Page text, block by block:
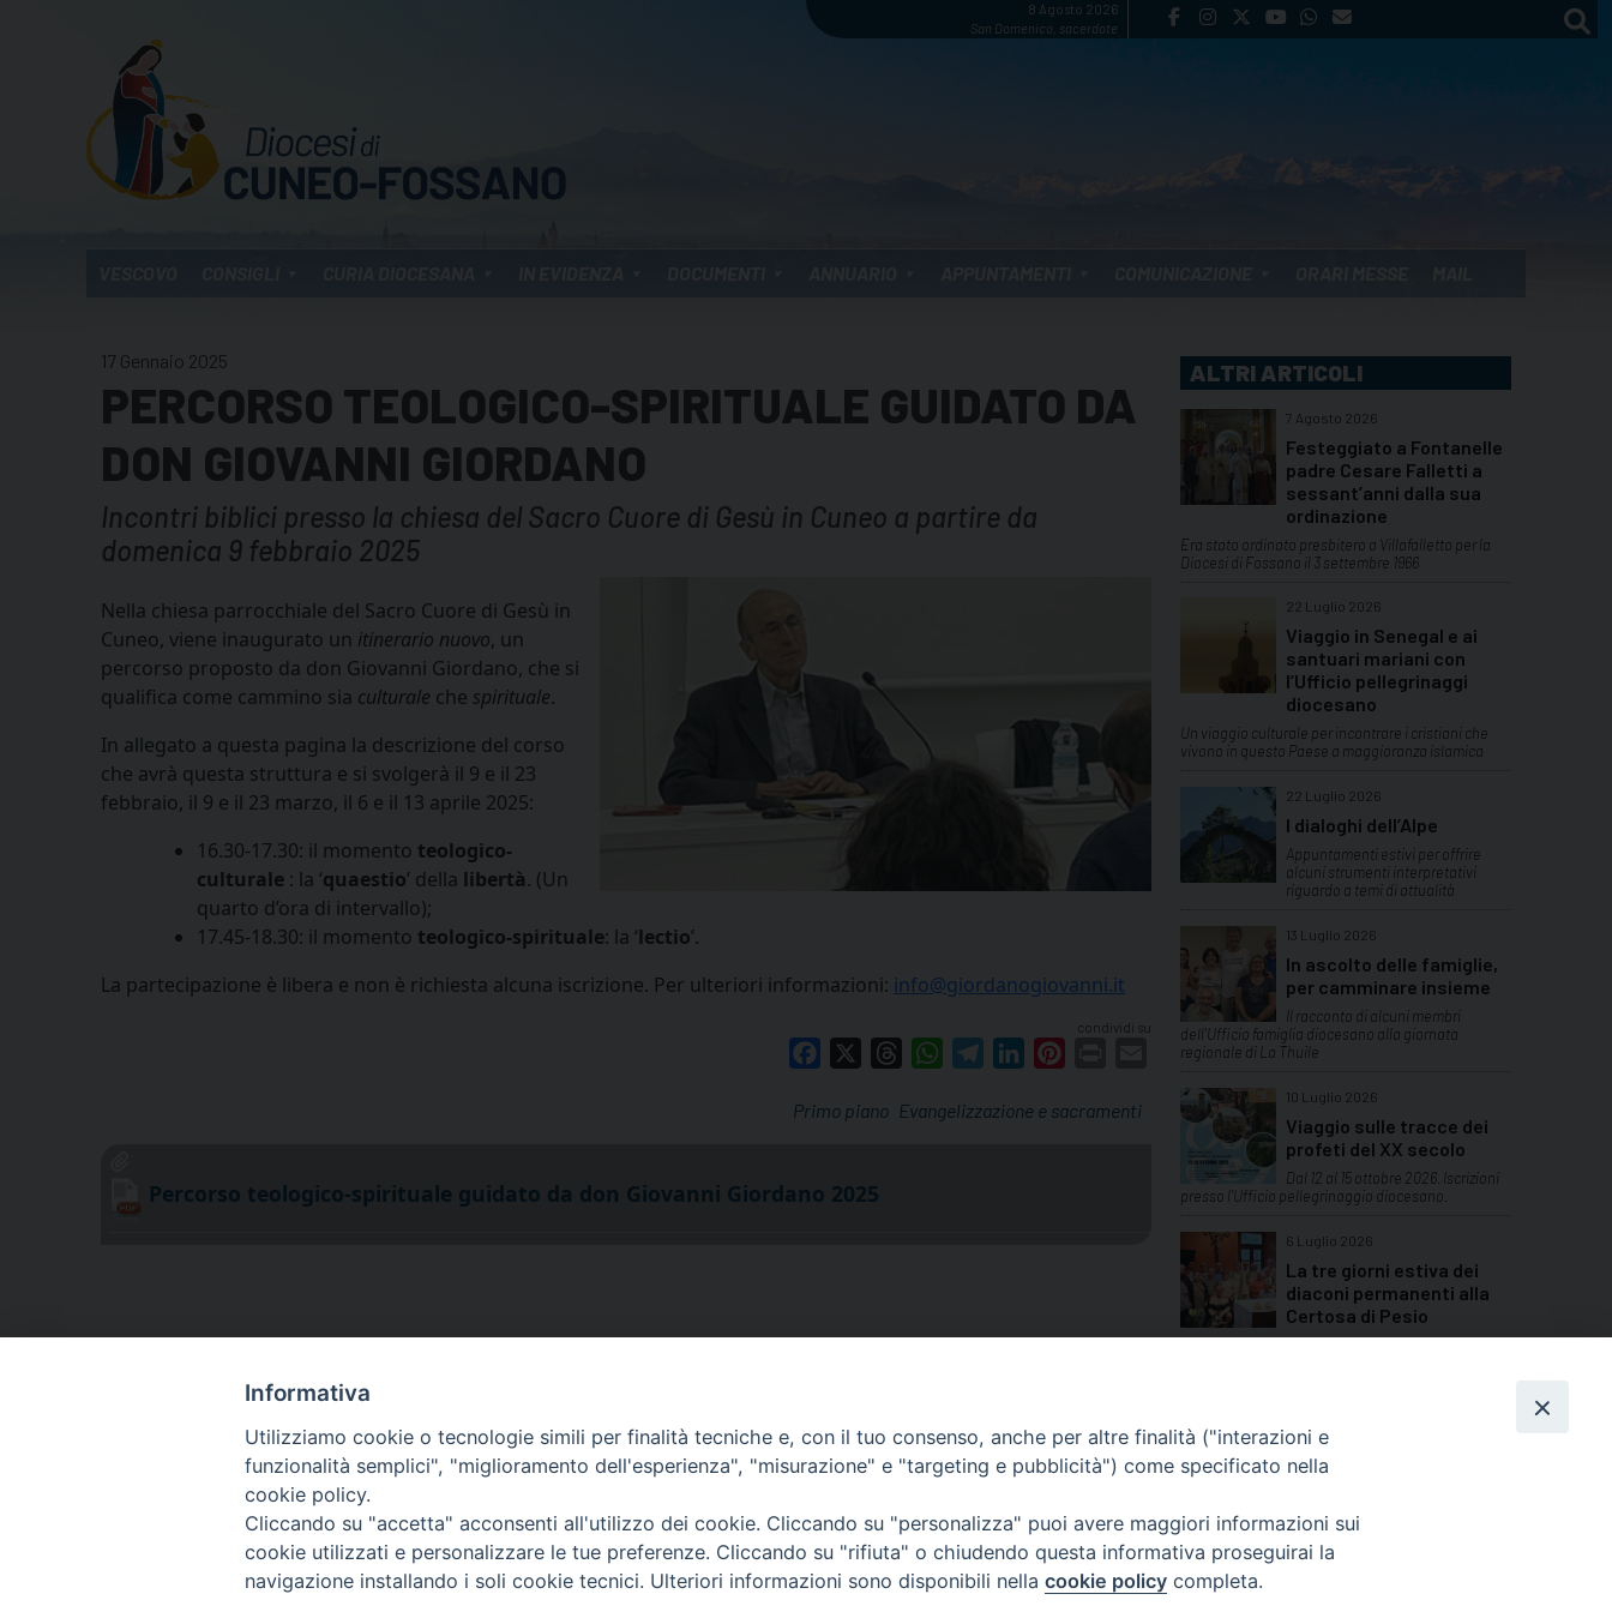
8 Agosto 2026
San Domenico, sacerdote
17 Gennaio 2025
PERCORSO TEOLOGICO-SPIRITUALE GUIDATO DA
DON GIOVANNI GIORDANO
Incontri biblici presso la chiesa del Sacro Cuore di Gesù in Cuneo a partire da
domenica 9 febbraio 2025
Nella chiesa parrocchiale del Sacro Cuore di Gesù in
Cuneo, viene inaugurato un itinerario nuovo, un
percorso proposto da don Giovanni Giordano, che si
qualifica come cammino sia culturale che spirituale.
In allegato a questa pagina la descrizione del corso
che avrà questa struttura e si svolgerà il 9 e il 23
febbraio, il 9 e il 23 marzo, il 6 e il 13 aprile 2025:
16.30-17.30: il momento teologico-
culturale : la ‘quaestio’ della libertà. (Un
quarto d’ora di intervallo);
17.45-18.30: il momento teologico-spirituale: la ‘lectio’.
La partecipazione è libera e non è richiesta alcuna iscrizione. Per ulteriori informazioni: info@giordanogiovanni.it
condividi su
Facebook ThreadsWhatsAppTelegramLinkedIn Email
Evangelizzazione e sacramenti
Primo piano
Percorso teologico-spirituale guidato da don Giovanni Giordano 2025
ALTRI ARTICOLI
7 Agosto 2026
Festeggiato a Fontanelle
padre Cesare Falletti a
sessant’anni dalla sua
ordinazione
Era stato ordinato presbitero a Villafalletto per la
Diocesi di Fossano il 3 settembre 1966
22 Luglio 2026
Viaggio in Senegal e ai
santuari mariani con
l’Ufficio pellegrinaggi
diocesano
Un viaggio culturale per incontrare i cristiani che
vivono in questo Paese a maggioranza islamica
22 Luglio 2026
I dialoghi dell’Alpe
Appuntamenti estivi per offrire
alcuni strumenti interpretativi
riguardo a temi di attualità
13 Luglio 2026
In ascolto delle famiglie,
per camminare insieme
Il racconto di alcuni membri
dell'Ufficio famiglia diocesano alla giornata
regionale di La Thuile
10 Luglio 2026
Viaggio sulle tracce dei
profeti del XX secolo
Dal 12 al 15 ottobre 2026. Iscrizioni
presso l'Ufficio pellegrinaggio diocesano.
6 Luglio 2026
La tre giorni estiva dei
diaconi permanenti alla
Certosa di Pesio
TUTTI GLI ARTICOLI
via Amedeo Rossi, 28 - 12100 Cuneo
Informativa
Utilizziamo cookie o tecnologie simili per finalità tecniche e, con il tuo consenso, anche per altre finalità ("interazioni e
funzionalità semplici", "miglioramento dell'esperienza", "misurazione" e "targeting e pubblicità") come specificato nella
cookie policy.
Cliccando su "accetta" acconsenti all'utilizzo dei cookie. Cliccando su "personalizza" puoi avere maggiori informazioni sui
cookie utilizzati e personalizzare le tue preferenze. Cliccando su "rifiuta" o chiudendo questa informativa proseguirai la
navigazione installando i soli cookie tecnici. Ulteriori informazioni sono disponibili nella cookie policy completa.